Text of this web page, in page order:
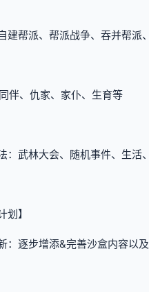
建帮派、帮派战争、吞并帮派
伴、仇家、家仆、生育等
：武林大会、随机事件、生活
划】
：逐步增添&完善沙盒内容以